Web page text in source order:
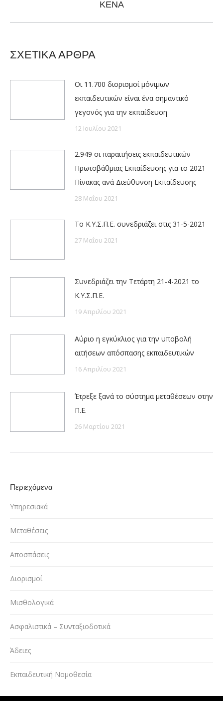
ΚΕΝΑ
ΣΧΕΤΙΚΑ ΑΡΘΡΑ
Οι 11.700 διορισμοί μόνιμων
εκπαιδευτικών είναι ένα σημαντικό
γεγονός για την εκπαίδευση
12 Ιουλίου 2021
2.949 οι παραιτήσεις εκπαιδευτικών
Πρωτοβάθμιας Εκπαίδευσης για το 2021
Πίνακας ανά Διεύθυνση Εκπαίδευσης
28 Μαΐου 2021
Το Κ.Υ.Σ.Π.Ε. συνεδριάζει στις 31-5-2021
27 Μαΐου 2021
Συνεδριάζει την Τετάρτη 21-4-2021 το
Κ.Υ.Σ.Π.Ε.
19 Απριλίου 2021
Αύριο η εγκύκλιος για την υποβολή
αιτήσεων απόσπασης εκπαιδευτικών
16 Απριλίου 2021
Έτρεξε ξανά το σύστημα μεταθέσεων στην
Π.Ε.
26 Μαρτίου 2021
Περιεχόμενα
Υπηρεσιακά
Μεταθέσεις
Αποσπάσεις
Διορισμοί
Μισθολογικά
Ασφαλιστικά – Συνταξιοδοτικά
Άδειες
Εκπαιδευτική Νομοθεσία